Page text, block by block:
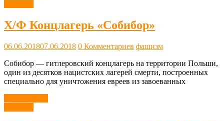
Х/Ф Концлагерь «Собибор»
06.06.201807.06.2018 0 Комментариев фашизм
Собибор — гитлеровский концлагерь на территории Польши,
один из десятков нацистских лагерей смерти, построенных
специально для уничтожения евреев из завоеванных